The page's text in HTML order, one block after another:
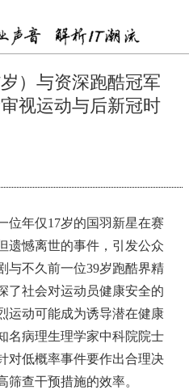
）与资深跑酷冠军
视运动与后新冠时
位年仅17岁的国羽新星在赛
遗憾离世的事件，引发公众
与不久前一位39岁跑酷界精
了社会对运动员健康安全的
运动可能成为诱导潜在健康
名病理生理学家中科院院士
低概率事件要作出合理决
查干预措施的效率。